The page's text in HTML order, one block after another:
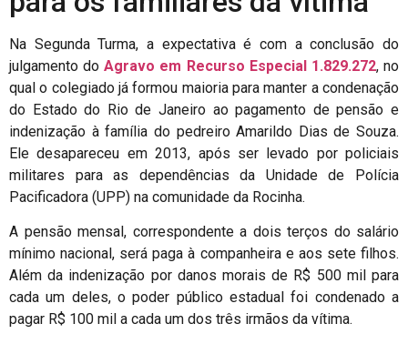
Na Segunda Turma, a expectativa é com a conclusão do
julgamento doAgravo em Recurso Especial 1.829.272, no
qual o colegiado já formou maioria para manter a condenação
do Estado do Rio de Janeiro ao pagamento de pensão e
indenização à família do pedreiro Amarildo Dias de Souza.
Ele desapareceu em 2013, após ser levado por policiais
militares para as dependências da Unidade de Polícia
Pacificadora (UPP) na comunidade da Rocinha.
A pensão mensal, correspondente a dois terços do salário
mínimo nacional, será paga à companheira e aos sete filhos.
Além da indenização por danos morais de R$ 500 mil para
cada um deles, o poder público estadual foi condenado a
pagar R$ 100 mil a cada um dos três irmãos da vítima.